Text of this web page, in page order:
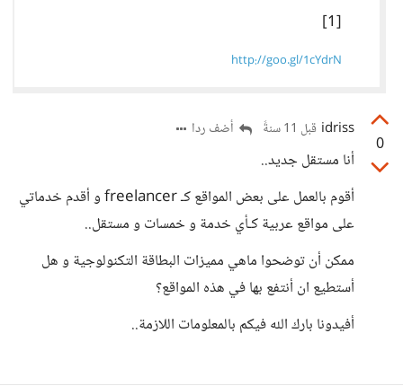
[1]
http://goo.gl/1cYdrN
0
idriss قبل 11 سنةً أضف ردا
أنا مستقل جديد..
أقوم بالعمل على بعض المواقع كـ freelancer و أقدم خدماتي
على مواقع عربية كـأي خدمة و خمسات و مستقل..
ممكن أن توضحوا ماهي مميزات البطاقة التكنولوجية و هل
أستطيع ان أنتفع بها في هذه المواقع؟
أفيدونا بارك الله فيكم بالمعلومات اللازمة..